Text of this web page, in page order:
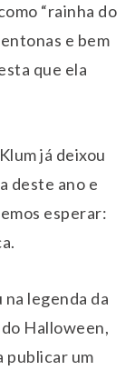
“rainha do
e bem
que ela
já deixou
deste ano e
esperar:
na legenda da
Halloween,
publicar um